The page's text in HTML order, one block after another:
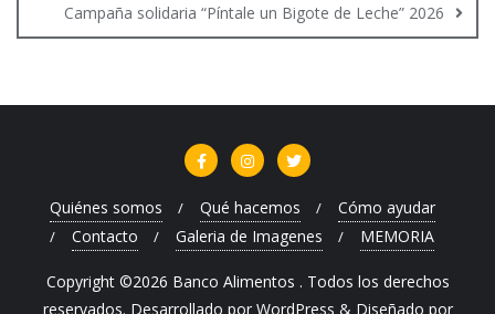
Campaña solidaria “Píntale un Bigote de Leche” 2026
Quiénes somos Qué hacemos
Cómo ayudar
Contacto
Galeria de Imagenes MEMORIA
Copyright ©2026 Banco Alimentos . Todos los derechos
reservados. Desarrollado por WordPress & Diseñado por